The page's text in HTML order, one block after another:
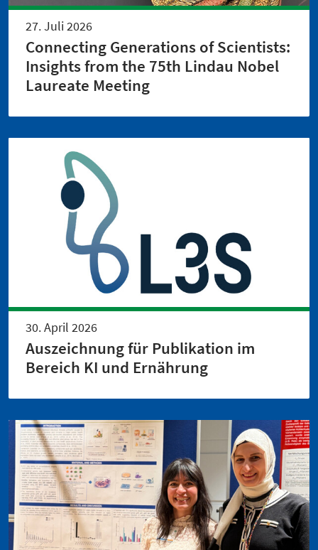
27. Juli 2026
Connecting Generations of Scientists:
Insights from the 75th Lindau Nobel
Laureate Meeting
30. April 2026
Auszeichnung für Publikation im
Bereich KI und Ernährung